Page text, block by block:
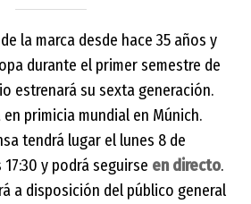
la marca desde hace 35 años y
durante el primer semestre de
estrenará su sexta generación.
primicia mundial en Múnich.
tendrá lugar el lunes 8 de
y podrá seguirse en directo.
a disposición del público general